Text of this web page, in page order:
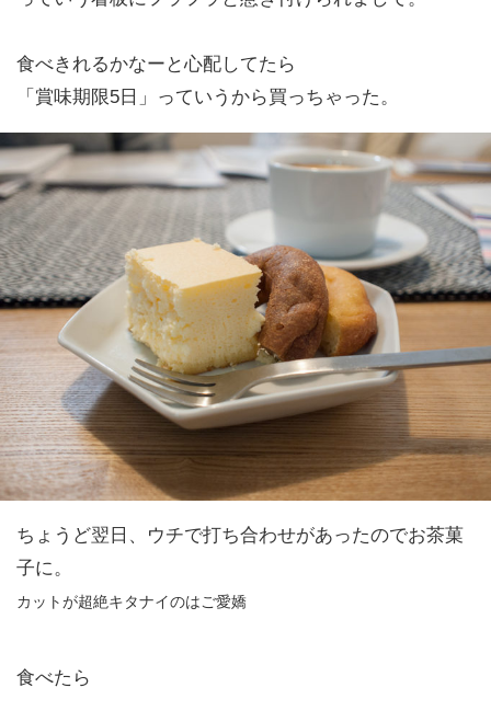
食べきれるかなーと心配してたら
「賞味期限5日」っていうから買っちゃった。
ちょうど翌日、ウチで打ち合わせがあったのでお茶菓
子に。
カットが超絶キタナイのはご愛嬌
食べたら